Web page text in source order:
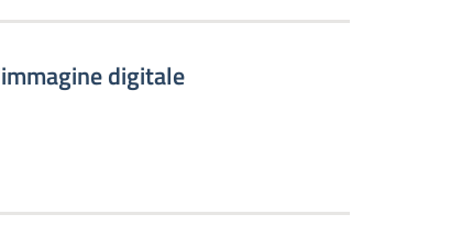
digitale